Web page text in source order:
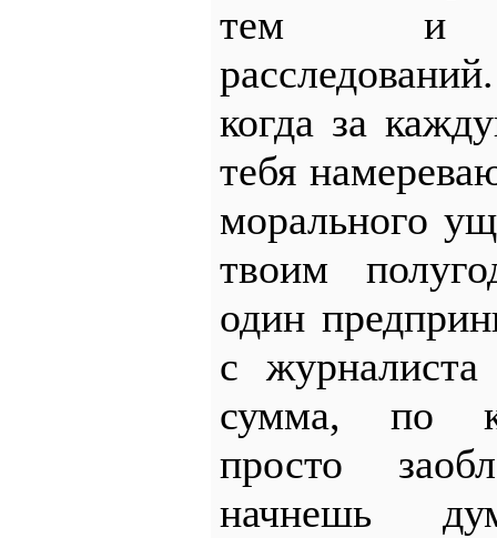
тем и
когда за
тебя
морального
твоим
один
с
сумма, по
просто
начнешь